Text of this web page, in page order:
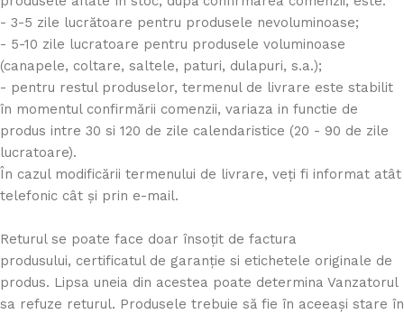
- 3-5 zile lucrătoare pentru produsele nevoluminoase;
- 5-10 zile lucratoare pentru produsele voluminoase
(canapele, coltare, saltele, paturi, dulapuri, s.a.);
- pentru restul produselor, termenul de livrare este stabilit
în momentul confirmării comenzii, variaza in functie de
produs intre 30 si 120 de zile calendaristice (20 - 90 de zile
lucratoare).
În cazul modificării termenului de livrare, veți fi informat atât
telefonic cât și prin e-mail.
Returul se poate face doar însoţit de factura
produsului, certificatul de garanţie si etichetele originale de
produs. Lipsa uneia din acestea poate determina Vanzatorul
sa refuze returul. Produsele trebuie să fie în aceeași stare în